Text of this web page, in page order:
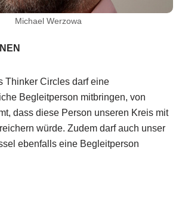
Michael Werzowa
Thinker Circles darf eine
Begleitperson mitbringen, von
dass diese Person unseren Kreis mit
würde. Zudem darf auch unser
ebenfalls eine Begleitperson